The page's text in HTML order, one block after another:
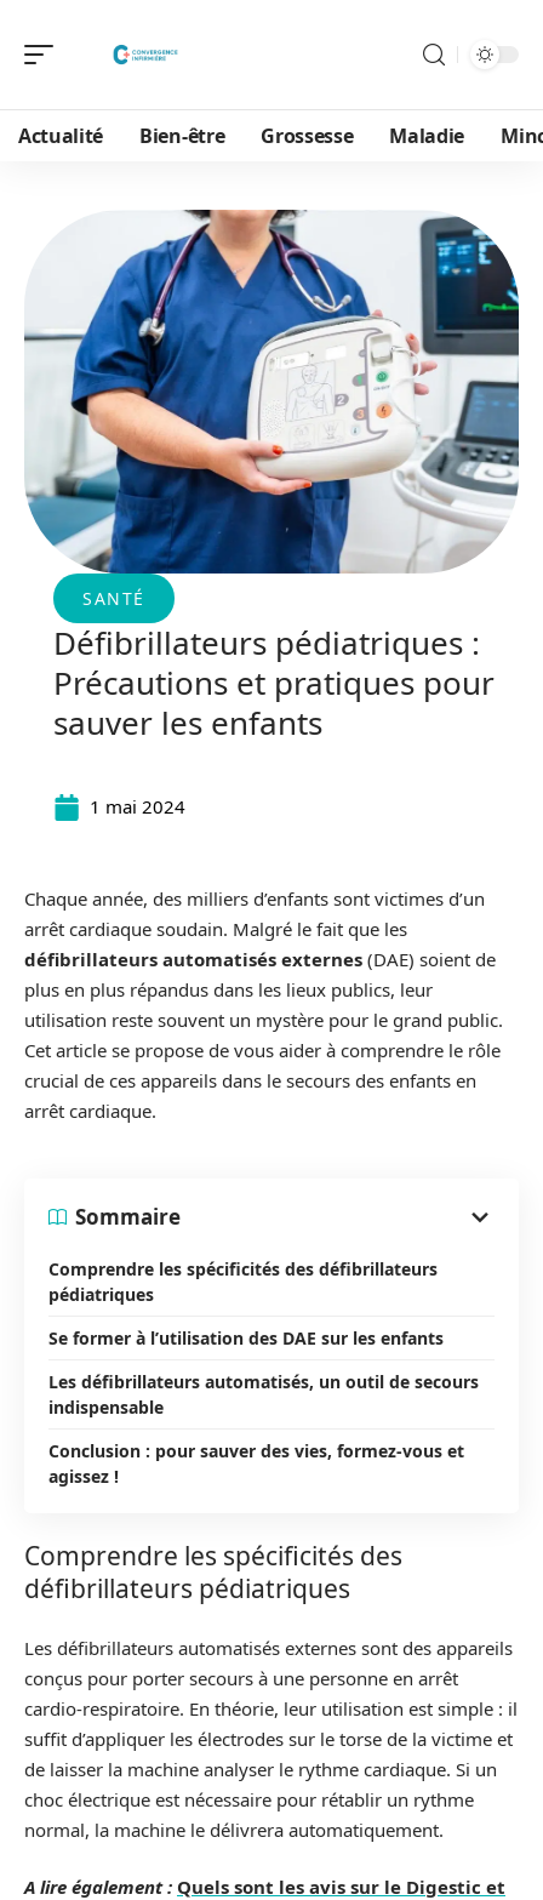
Actualité Bien-être Grossesse Maladie
SANTÉ
Défibrillateurs pédiatriques :
Précautions et pratiques pour
sauver les enfants
1 mai 2024
Chaque année, des milliers d’enfants sont victimes d’un
arrêt cardiaque soudain. Malgré le fait que les
défibrillateurs automatisés externes (DAE) soient de
plus en plus répandus dans les lieux publics, leur
utilisation reste souvent un mystère pour le grand public.
Cet article se propose de vous aider à comprendre le rôle
crucial de ces appareils dans le secours des enfants en
arrêt cardiaque.
Sommaire
Comprendre les spécificités des défibrillateurs
pédiatriques
Se former à l’utilisation des DAE sur les enfants
Les défibrillateurs automatisés, un outil de secours
indispensable
Conclusion : pour sauver des vies, formez-vous et
agissez !
Comprendre les spécificités des
défibrillateurs pédiatriques
Les défibrillateurs automatisés externes sont des appareils
conçus pour porter secours à une personne en arrêt
cardio-respiratoire. En théorie, leur utilisation est simple : il
suffit d’appliquer les électrodes sur le torse de la victime et
de laisser la machine analyser le rythme cardiaque. Si un
choc électrique est nécessaire pour rétablir un rythme
normal, la machine le délivrera automatiquement.
A lire également : Quels sont les avis sur le Digestic et